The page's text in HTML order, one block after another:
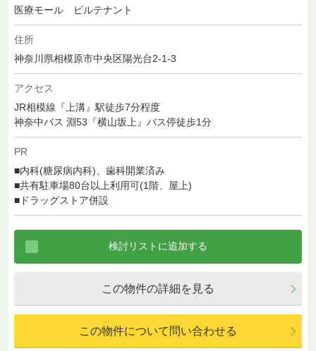
医療モール ビルテナント
住所
神奈川県相模原市中央区陽光台2-1-3
アクセス
JR相模線『上溝』駅徒歩7分程度
神奈中バス 淵53『横山坂上』バス停徒歩1分
PR
■内科(糖尿病内科)、歯科開業済み
■共有駐車場80台以上利用可(1階、屋上)
■ドラッグストア併設
この物件の詳細を見る
この物件について問い合わせる